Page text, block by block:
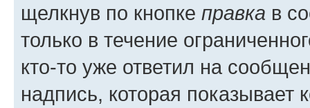
щелкнув по кнопке правка в
только в течение
кто-то уже ответил на
надпись, которая показывает